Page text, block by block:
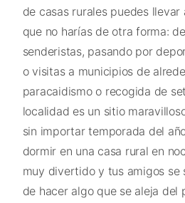
de casas rurales puedes
que no harías de otra forma:
senderistas, pasando por
o visitas a municipios de
paracaidismo o recogida de
localidad es un sitio
sin importar temporada del
dormir en una casa rural en
muy divertido y tus amigos se
de hacer algo que se aleja del